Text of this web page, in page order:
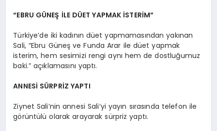
“EBRU GÜNEŞ İLE DÜET YAPMAK İSTERİM”
Türkiye’de iki kadının düet yapmamasından yakınan
Sali, “Ebru Güneş ve Funda Arar ile düet yapmak
isterim, hem sesimizi rengi aynı hem de dostluğumuz
baki.” açıklamasını yaptı.
ANNESİ SÜRPRİZ YAPTI
Ziynet Sali’nin annesi Sali’yi yayın sırasında telefon ile
görüntülü olarak arayarak sürpriz yaptı.